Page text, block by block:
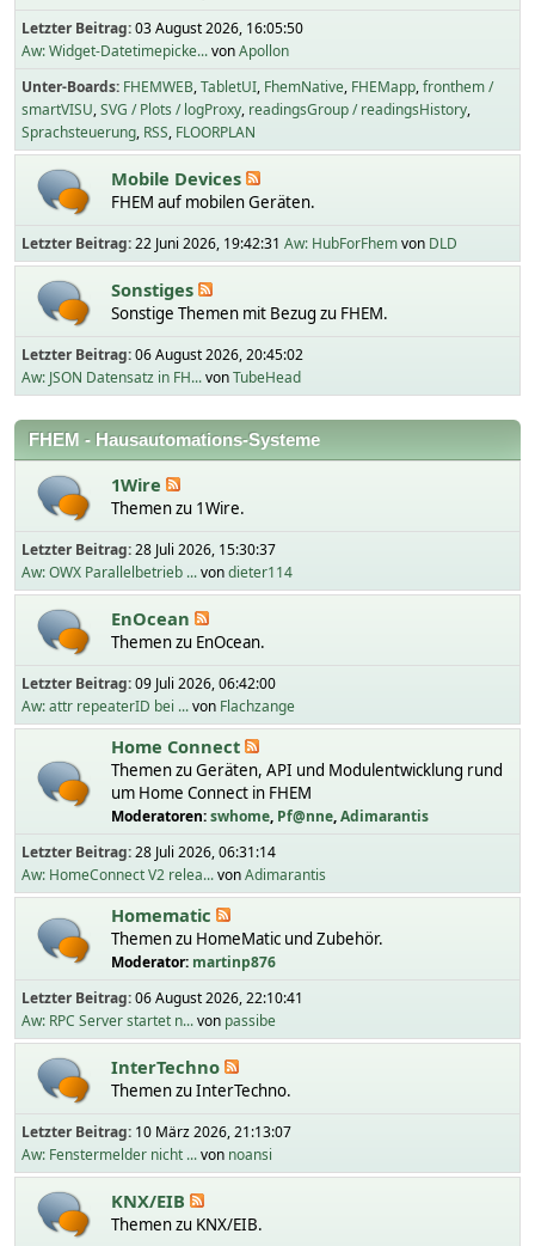
Letzter Beitrag:03 August 2026, 16:05:50
Aw: Widget-Datetimepicke...vonApollon
Unter-Boards FHEMWEB TabletUI FhemNative FHEMapp fronthem /
smartVISU SVG / Plots / logProxy readingsGroup / readingsHistory
Sprachsteuerung RSS FLOORPLAN
Mobile Devices
FHEM auf mobilen Geräten.
Letzter Beitrag:22 Juni 2026, 19:42:31 Aw: HubForFhemvon DLD
Sonstiges
Sonstige Themen mit Bezug zu FHEM.
Letzter Beitrag:06 August 2026, 20:45:02
Aw: JSON Datensatz in FH...vonTubeHead
FHEM - Hausautomations-Systeme
1Wire
Themen zu 1Wire.
Letzter Beitrag:28 Juli 2026, 15:30:37
Aw: OWX Parallelbetrieb ...vondieter114
EnOcean
Themen zu EnOcean.
Letzter Beitrag:09 Juli 2026, 06:42:00
Aw: attr repeaterID bei ...von Flachzange
Home Connect
Themen zu Geräten, API und Modulentwicklung rund
um Home Connect in FHEM
Moderatoren:swhome, Pf@nne,Adimarantis
Letzter Beitrag:28 Juli 2026, 06:31:14
Aw: HomeConnect V2 relea...vonAdimarantis
Homematic
Themen zu HomeMatic und Zubehör.
Moderator: martinp876
Letzter Beitrag:06 August 2026, 22:10:41
Aw: RPC Server startet n...von passibe
InterTechno
Themen zu InterTechno.
Letzter Beitrag: 10 März 2026, 21:13:07
Aw: Fenstermelder nicht ...von noansi
KNX/EIB
Themen zu KNX/EIB.